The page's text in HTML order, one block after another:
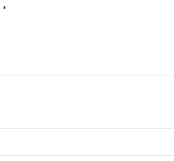
*